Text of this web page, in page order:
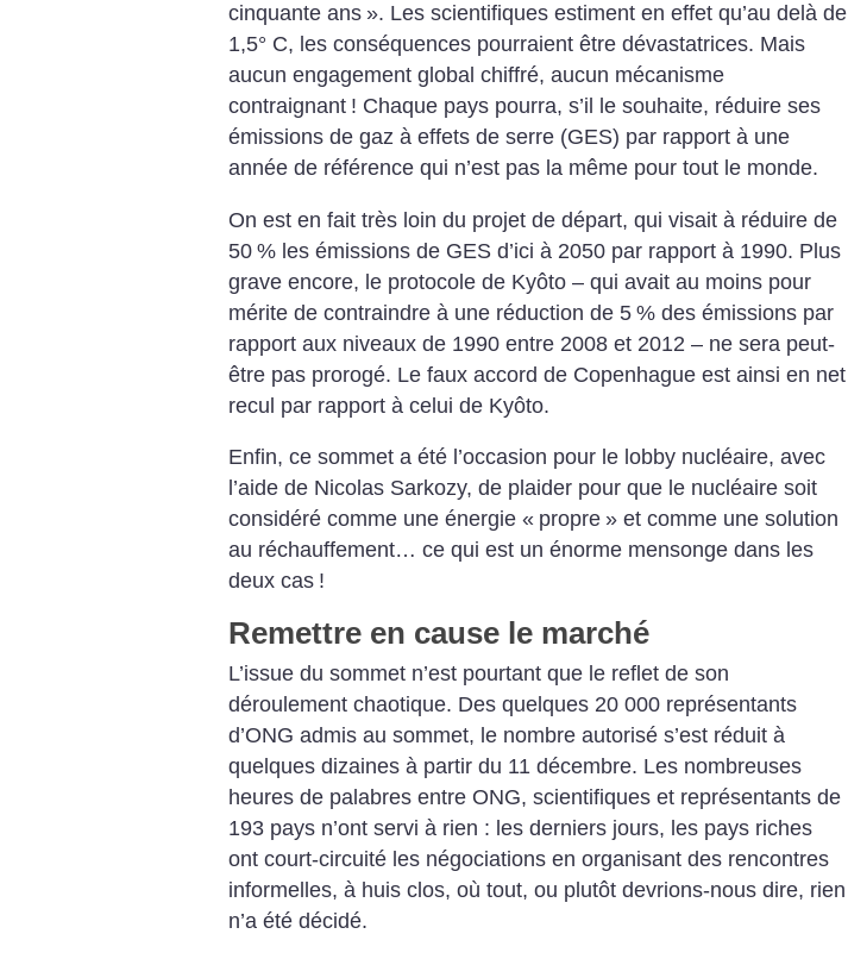
cinquante ans ». Les scientifiques estiment en effet qu’au delà de
1,5° C, les conséquences pourraient être dévastatrices. Mais
aucun engagement global chiffré, aucun mécanisme
contraignant ! Chaque pays pourra, s’il le souhaite, réduire ses
émissions de gaz à effets de serre (GES) par rapport à une
année de référence qui n’est pas la même pour tout le monde.
On est en fait très loin du projet de départ, qui visait à réduire de
50 % les émissions de GES d’ici à 2050 par rapport à 1990. Plus
grave encore, le protocole de Kyôto – qui avait au moins pour
mérite de contraindre à une réduction de 5 % des émissions par
rapport aux niveaux de 1990 entre 2008 et 2012 – ne sera peut-
être pas prorogé. Le faux accord de Copenhague est ainsi en net
recul par rapport à celui de Kyôto.
Enfin, ce sommet a été l’occasion pour le lobby nucléaire, avec
l’aide de Nicolas Sarkozy, de plaider pour que le nucléaire soit
considéré comme une énergie « propre » et comme une solution
au réchauffement… ce qui est un énorme mensonge dans les
deux cas !
Remettre en cause le marché
L’issue du sommet n’est pourtant que le reflet de son
déroulement chaotique. Des quelques 20 000 représentants
d’ONG admis au sommet, le nombre autorisé s’est réduit à
quelques dizaines à partir du 11 décembre. Les nombreuses
heures de palabres entre ONG, scientifiques et représentants de
193 pays n’ont servi à rien : les derniers jours, les pays riches
ont court-circuité les négociations en organisant des rencontres
informelles, à huis clos, où tout, ou plutôt devrions-nous dire, rien
n’a été décidé.